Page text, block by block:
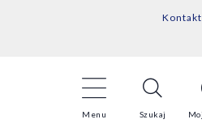
Kontakt
14 Dni na
Menu Szukaj